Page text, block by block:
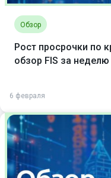
Обзор
Рост просрочки по
обзор FIS за неделю
6 февраля